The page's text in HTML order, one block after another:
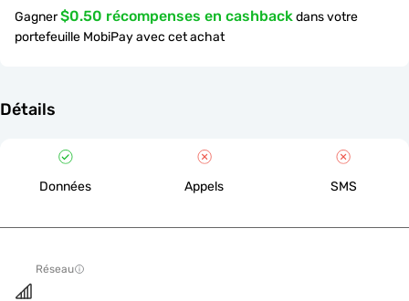
Gagner$0.50 récompenses en cashbackdans votre
portefeuille MobiPay avec cet achat
Détails
Données Appels SMS
Réseau